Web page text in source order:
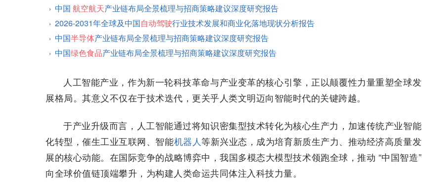
中国 航空航天产业链布局全景梳理与招商策略建议深度研究报告
2026-2031年全球及中国自动驾驶行业技术发展和商业化落地现状分析报告
中国半导体产业链布局全景梳理与招商策略建议深度研究报告
中国绿色食品产业链布局全景梳理与招商策略建议深度研究报告
人工智能产业，作为新一轮科技革命与产业变革的核心引擎，正以颠覆性力量重塑全球发
展格局。其意义不仅在于技术迭代，更关乎人类文明迈向智能时代的关键跨越。
于产业升级而言，人工智能通过将知识密集型技术转化为核心生产力，加速传统产业智能
化转型，催生工业互联网、智能机器人等新兴业态，成为培育新质生产力、推动经济高质量发
展的核心动能。​在国际竞争的战略博弈中，我国多模态大模型技术领跑全球，推动 “中国智造”
向全球价值链顶端攀升，为构建人类命运共同体注入科技力量。